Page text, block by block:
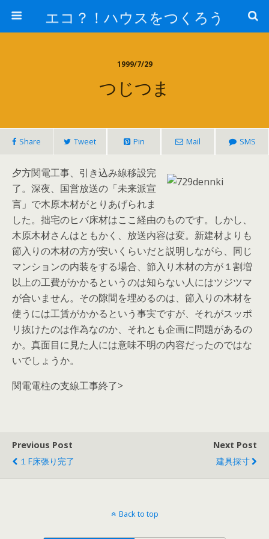
エコ？！ハウスをつくろう
1999/7/29
つじつま
Share Tweet Pin Mail SMS
夕方関電工事、引き込み線移設完
了。深夜、国営放送の「未来派宣
言」で木原木材がとりあげられま
した。拙宅のヒバ床材はここ経由のものです。しかし、
木原木材さんはともかく、放送内容は変。新建材よりも
節入りの木材の方が安いくらいだと説明しながら、同じ
マンションの内装をする場合、節入り木材の方が１割増
以上の工費がかかるというのは知らない人にはツジツマ
が合いません。その隙間を埋めるのは、節入りの木材を
使うには工賃がかかるという事実ですが、それがスッポ
リ抜けたのは作為なのか、それとも企画に問題があるの
か。真面目に見た人には意味不明の内容だったのではな
いでしょうか。
関電電柱の支線工事終了>
Previous Post
１F床張り完了
Next Post
建具採寸
Back to top